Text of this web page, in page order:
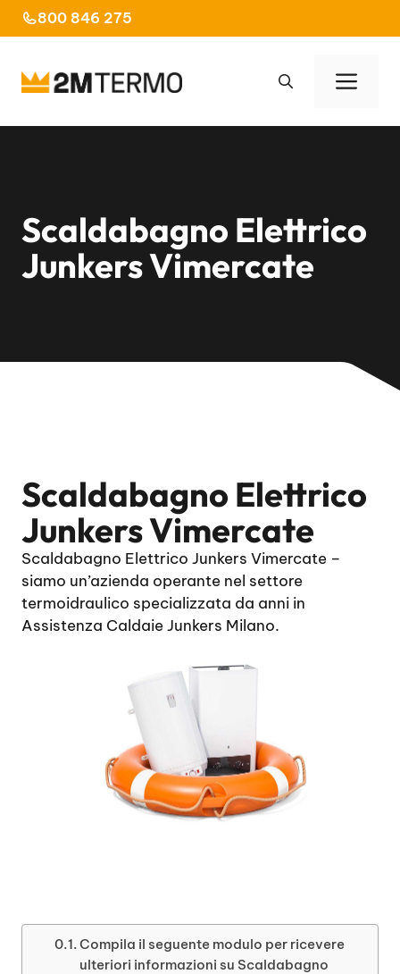
al
800 846 275
Scaldabagno Elettrico
Junkers Vimercate
Scaldabagno Elettrico
Junkers Vimercate
Scaldabagno Elettrico Junkers Vimercate –
siamo un’azienda operante nel settore
termoidraulico specializzata da anni in
Assistenza Caldaie Junkers Milano.
Compila il seguente modulo per ricevere
ulteriori informazioni su Scaldabagno